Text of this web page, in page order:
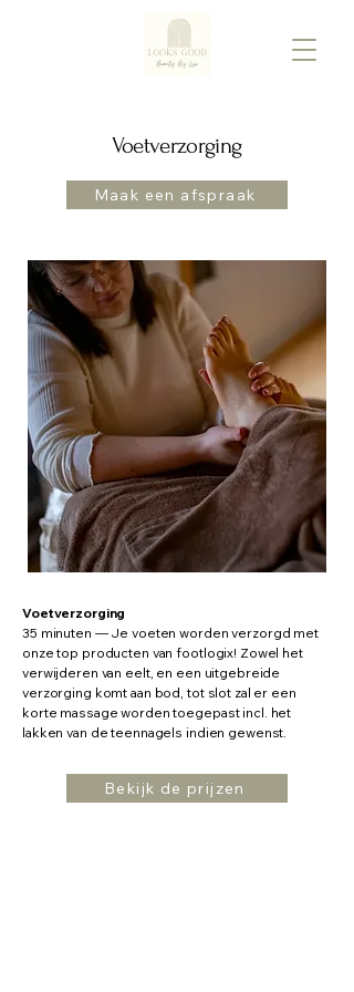
Voetverzorging
Maak een afspraak
Voetverzorging
35 minuten — Je voeten worden verzorgd met
onze top producten van footlogix! Zowel het
verwijderen van eelt, en een uitgebreide
verzorging komt aan bod, tot slot zal er een
korte massage worden toegepast incl. het
lakken van de teennagels indien gewenst.
Bekijk de prijzen